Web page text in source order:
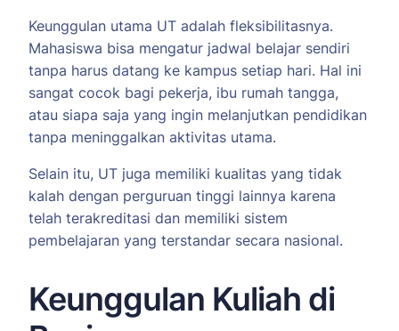
Keunggulan utama UT adalah fleksibilitasnya.
Mahasiswa bisa mengatur jadwal belajar sendiri
tanpa harus datang ke kampus setiap hari. Hal ini
sangat cocok bagi pekerja, ibu rumah tangga,
atau siapa saja yang ingin melanjutkan pendidikan
tanpa meninggalkan aktivitas utama.
Selain itu, UT juga memiliki kualitas yang tidak
kalah dengan perguruan tinggi lainnya karena
telah terakreditasi dan memiliki sistem
pembelajaran yang terstandar secara nasional.
Keunggulan Kuliah di